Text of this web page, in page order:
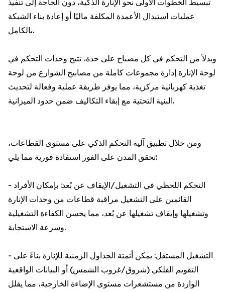
تبسيط الخطوات الأولى نحو الإنارة الذكية، دون الحاجة إلى تنفيذ
عمليات استبدال الأعمدة المكلفة ماليًا أو إعادة بناء الشبكة
بالكامل.
وبدلاً من التحكم في كل مصباح على حدة، تتيح وحدات التحكم في
لوحة الإنارة إدارة مجموعات كاملة من مصابيح الشوارع من لوحة
تغذية كهربائية مركزية، مما يوفر طريقة عملية وفعالة لتحديث
البنية التحتية مع إبقاء التكاليف ضمن حدود الميزانية.
ومن خلال تطبيق آلية التحكم الذكي على مستوى القطاعات،
تحقق المدن على الفور استفادة فورية مما يلي:
- التحكم اللحظي في التشغيل/الإيقاف عن بُعد: بإمكان الأفراد
القائمين على التشغيل مراقبة قطاعات من وحدات الإنارة
وتشغيلها وإيقاف تشغيلها عن بُعد، مما يحسن الكفاءة التشغيلية
وسرعة الاستجابة.
- التشغيل المستقل: يمكن أتمتة الجداول الزمنية للإنارة بناءً على
التقويم الفلكي (شروق/غروب الشمس) أو البيانات الواقعية
الواردة من مستشعرات مستوى الإضاءة الخارجية، مما يقلل